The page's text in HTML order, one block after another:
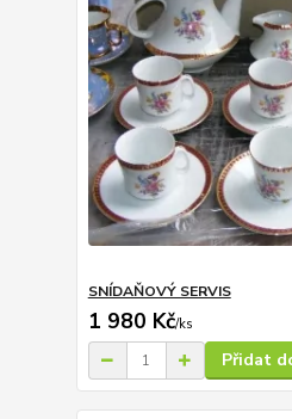
SNÍDAŇOVÝ SERVIS
1 980 Kč/ks
Přidat